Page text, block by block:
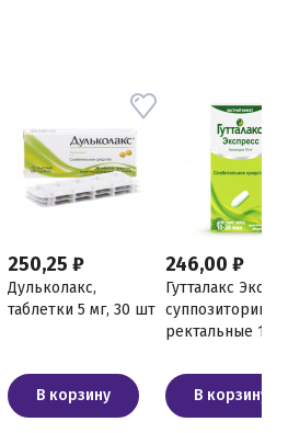
250,25 ₽
Дульколакс,
таблетки 5 мг, 30 шт
В корзину
246,00 ₽
Гутталакс
суппозитории
ректальные 10
В корзину